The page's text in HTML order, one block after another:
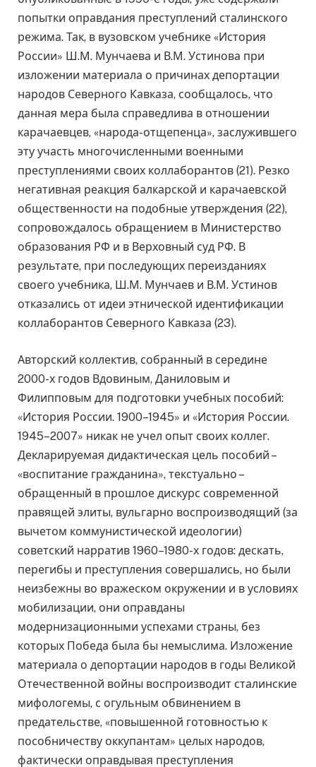
попытки оправдания преступлений сталинского
режима. Так, в вузовском учебнике «История
России» Ш.М. Мунчаева и В.М. Устинова при
изложении материала о причинах депортации
народов Северного Кавказа, сообщалось, что
данная мера была справедлива в отношении
карачаевцев, «народа-отщепенца», заслужившего
эту участь многочисленными военными
преступлениями своих коллаборантов (21). Резко
негативная реакция балкарской и карачаевской
общественности на подобные утверждения (22),
сопровождалось обращением в Министерство
образования РФ и в Верховный суд РФ. В
результате, при последующих переизданиях
своего учебника, Ш.М. Мунчаев и В.М. Устинов
отказались от идеи этнической идентификации
коллаборантов Северного Кавказа (23).
Авторский коллектив, собранный в середине
2000-х годов Вдовиным, Даниловым и
Филипповым для подготовки учебных пособий:
«История России. 1900–1945» и «История России.
1945–2007» никак не учел опыт своих коллег.
Декларируемая дидактическая цель пособий –
«воспитание гражданина», текстуально –
обращенный в прошлое дискурс современной
правящей элиты, вульгарно воспроизводящий (за
вычетом коммунистической идеологии)
советский нарратив 1960–1980-х годов: дескать,
перегибы и преступления совершались, но были
неизбежны во вражеском окружении и в условиях
мобилизации, они оправданы
модернизационными успехами страны, без
которых Победа была бы немыслима. Изложение
материала о депортации народов в годы Великой
Отечественной войны воспроизводит сталинские
мифологемы, с огульным обвинением в
предательстве, «повышенной готовностью к
пособничеству оккупантам» целых народов,
фактически оправдывая преступления